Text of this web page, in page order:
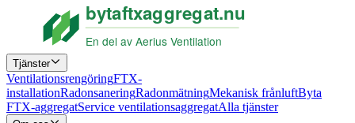
Tjänster
VentilationsrengöringFTX-
installationRadonsaneringRadonmätningMekanisk frånluftByta
FTX-aggregatService ventilationsaggregatAlla tjänster